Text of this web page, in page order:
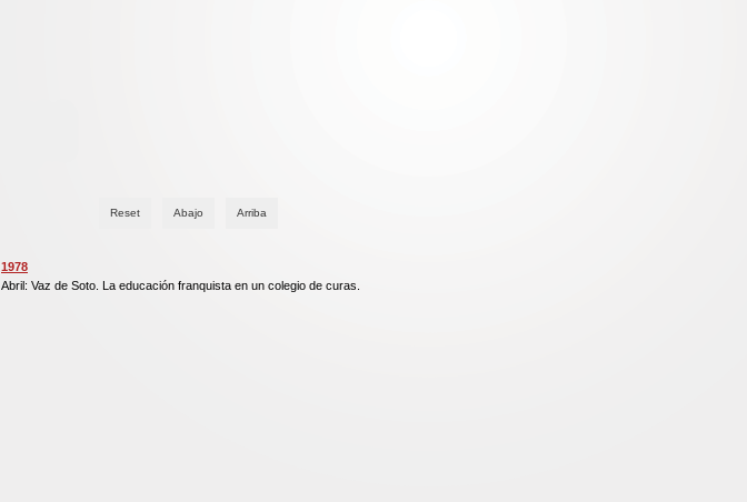
Arriba
Abajo
Reset
1978
Abril: Vaz de Soto. La educación franquista en un colegio de curas.